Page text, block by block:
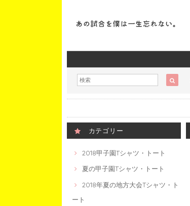
カテゴリー
2018甲子園Tシャツ・トート
夏の甲子園Tシャツ・トート
2018年夏の地方大会Tシャツ・ト
ート